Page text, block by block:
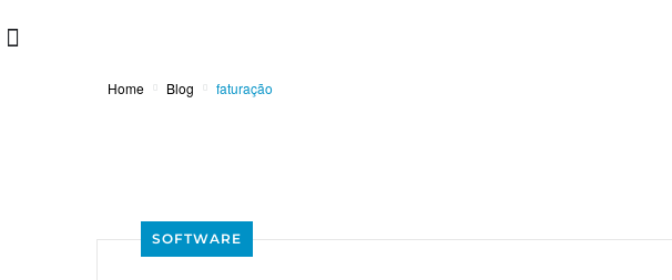
Home Blog faturação
SOFTWARE